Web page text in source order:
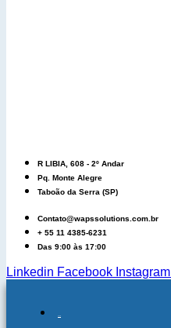
R LIBIA, 608 - 2º Andar
Pq. Monte Alegre
Taboão da Serra (SP)
Contato@wapssolutions.com.br
+ 55 11 4385-6231
Das 9:00 às 17:00
Linkedin Facebook Instagram